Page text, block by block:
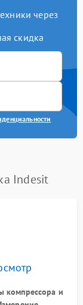
через
скидка
Indesit
компрессора и